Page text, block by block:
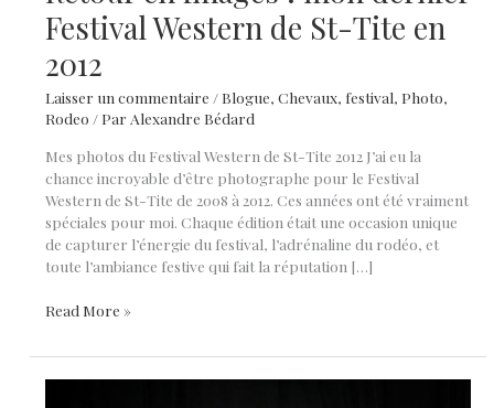
Festival Western de St-Tite en
2012
Laisser un commentaire / Blogue,Chevaux, festival, Photo,
Rodeo / Par Alexandre Bédard
Mes photos du Festival Western de St-Tite 2012 J’ai eu la
chance incroyable d’être photographe pour le Festival
Western de St-Tite de 2008 à 2012. Ces années ont été vraiment
spéciales pour moi. Chaque édition était une occasion unique
de capturer l’énergie du festival, l’adrénaline du rodéo, et
toute l’ambiance festive qui fait la réputation […]
Retour
images
:
Read More »